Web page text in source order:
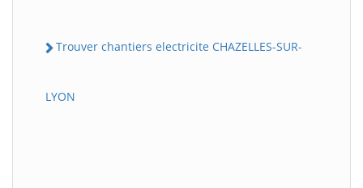
Trouver chantiers electricite CHAZELLES-SUR-
LYON